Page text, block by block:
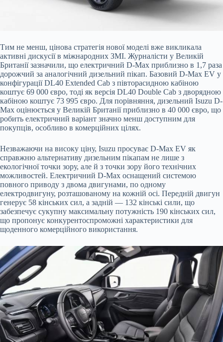
Тим не менш, цінова стратегія нової моделі вже викликала
активні дискусії в міжнародних ЗМІ. Журналісти у Великій
Британії зазначили, що електричний D-Max приблизно в 1,7 раза
дорожчий за аналогічний дизельний пікап. Базовий D-Max EV у
конфігурації DL40 Extended Cab з півторасидною кабіною
коштує 69 000 євро, тоді як версія DL40 Double Cab з дворядною
кабіною коштує 73 995 євро. Для порівняння, дизельний Isuzu D-
Max оцінюється у Великій Британії приблизно в 40 000 євро, що
робить електричний варіант значно менш доступним для
покупців, особливо в комерційних цілях.
Незважаючи на високу ціну, Isuzu просуває D-Max EV як
справжню альтернативу дизельним пікапам не лише з
екологічної точки зору, але й з точки зору його технічних
можливостей. Електричний D-Max оснащений системою
повного приводу з двома двигунами, по одному
електродвигуну, розташованому на кожній осі. Передній двигун
генерує 58 кінських сил, а задній — 132 кінські сили, що
забезпечує сукупну максимальну потужність 190 кінських сил,
що пропонує конкурентоспроможні характеристики для
щоденного комерційного використання.